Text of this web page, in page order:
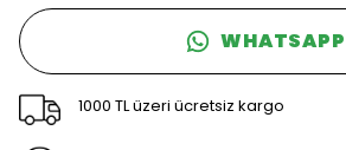
WHATSAPP
1000 TL üzeri ücretsiz kargo